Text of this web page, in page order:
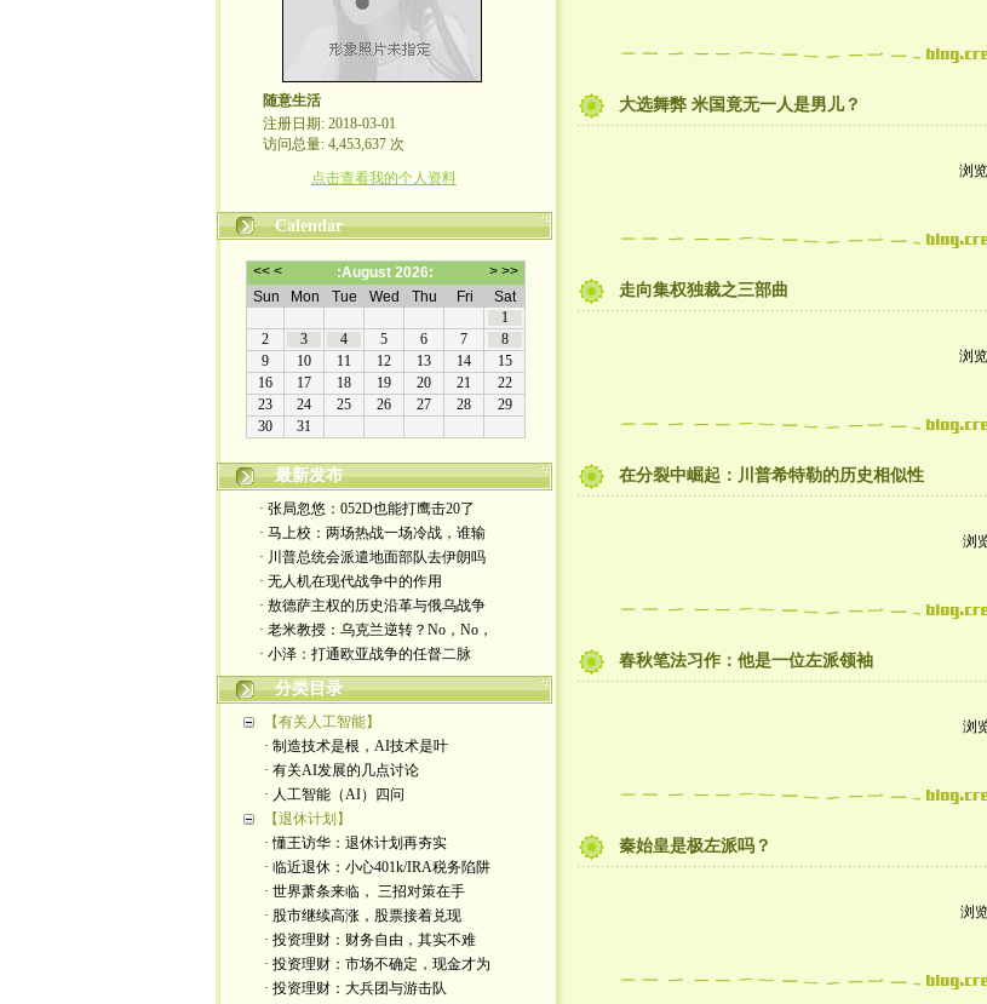
随意生活
注册日期: 2018-03-01
访问总量: 4,453,637 次
点击查看我的个人资料
Calendar
最新发布
· 张局忽悠：052D也能打鹰击20了
· 马上校：两场热战一场冷战，谁输
· 川普总统会派遣地面部队去伊朗吗
· 无人机在现代战争中的作用
· 敖德萨主权的历史沿革与俄乌战争
· 老米教授：乌克兰逆转？No，No，
· 小泽：打通欧亚战争的任督二脉
分类目录
【有关人工智能】
· 制造技术是根，AI技术是叶
· 有关AI发展的几点讨论
· 人工智能（AI）四问
【退休计划】
· 懂王访华：退休计划再夯实
· 临近退休：小心401k/IRA税务陷阱
· 世界萧条来临， 三招对策在手
· 股市继续高涨，股票接着兑现
· 投资理财：财务自由，其实不难
· 投资理财：市场不确定，现金才为
· 投资理财：大兵团与游击队
大选舞弊 米国竟无一人是男儿？
浏
走向集权独裁之三部曲
浏
在分裂中崛起：川普希特勒的历史相似性
浏
春秋笔法习作：他是一位左派领袖
浏
秦始皇是极左派吗？
浏